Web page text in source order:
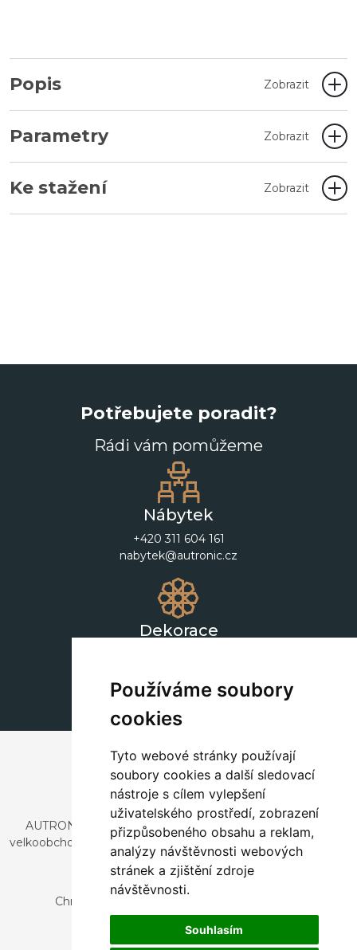
Používáme soubory
cookies
Tyto webové stránky používají
soubory cookies a další sledovací
nástroje s cílem vylepšení
uživatelského prostředí, zobrazení
přizpůsobeného obsahu a reklam,
analýzy návštěvnosti webových
stránek a zjištění zdroje
návštěvnosti.
Souhlasím
Popis Zobrazit
Parametry Zobrazit
Ke stažení Zobrazit
Potřebujete poradit?
Rádi vám pomůžeme
Nábytek
+420 311 604 161
nabytek@autronic.cz
Dekorace
AUTRONIC, s.r.o. je společnost zabývající se dovozem a
velkoobchodním prodejem designového i stylového nábytku
a dekorací.
Česká republika
Chrustenice 270, 267 12 Loděnice u Berouna
Slovensko
Nová 366, 032 02 Závažná Poruba